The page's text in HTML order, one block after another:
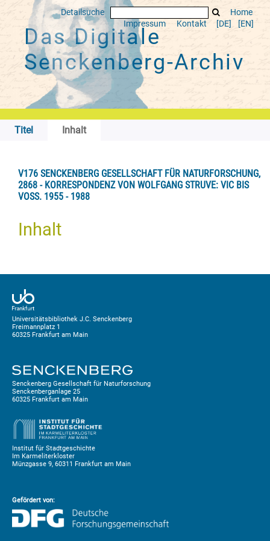
Detailsuche
Home
Impressum
Kontakt [DE] [EN]
Das Digitale
Senckenberg-Archiv
Titel Inhalt
V176 SENCKENBERG GESELLSCHAFT FÜR NATURFORSCHUNG,
2868 - KORRESPONDENZ VON WOLFGANG STRUVE: VIC BIS
VOSS. 1955 - 1988
Inhalt
Universitätsbibliothek J.C. Senckenberg
Freimannplatz 1
60325 Frankfurt am Main
Senckenberg Gesellschaft für Naturforschung
Senckenberganlage 25
60325 Frankfurt am Main
Institut für Stadtgeschichte
Im Karmeliterkloster
Münzgasse 9, 60311 Frankfurt am Main
Gefördert von: